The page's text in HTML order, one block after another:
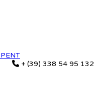
+ (39) 338 54 95 132